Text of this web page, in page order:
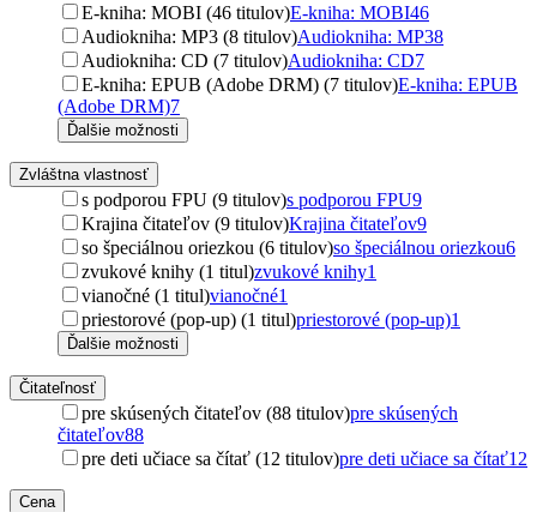
E-kniha: MOBI (46 titulov)E-kniha: MOBI46
Audiokniha: MP3 (8 titulov)Audiokniha: MP38
Audiokniha: CD (7 titulov)Audiokniha: CD7
E-kniha: EPUB (Adobe DRM) (7 titulov)E-kniha: EPUB
(Adobe DRM)7
Ďalšie možnosti
Zvláštna vlastnosť
s podporou FPU (9 titulov)s podporou FPU9
Krajina čitateľov (9 titulov)Krajina čitateľov9
so špeciálnou oriezkou (6 titulov)so špeciálnou oriezkou6
zvukové knihy (1 titul)zvukové knihy1
vianočné (1 titul)vianočné1
priestorové (pop-up) (1 titul)priestorové (pop-up)1
Ďalšie možnosti
Čitateľnosť
pre skúsených čitateľov (88 titulov)pre skúsených
čitateľov88
pre deti učiace sa čítať (12 titulov)pre deti učiace sa čítať12
Cena